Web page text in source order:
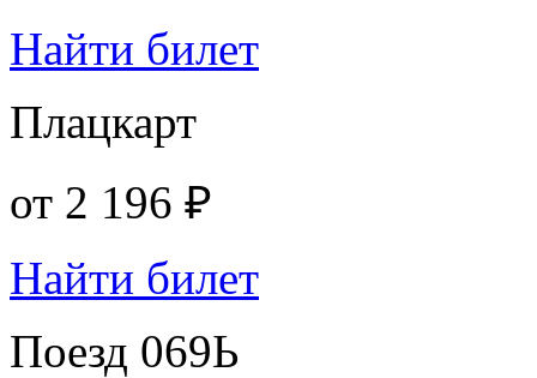
Найти билет
Плацкарт
от 2 196 ₽
Найти билет
Поезд 069Ь